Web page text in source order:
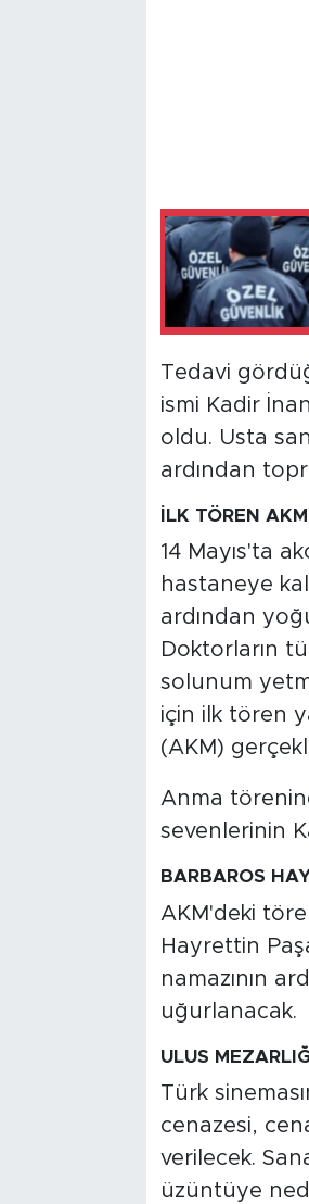
Tedavi
ismi Kadir
oldu. Usta
ardından
İLK TÖREN
14 Mayıs'ta
hastaneye
ardından
Doktorların
solunum
için ilk tören
(AKM)
Anma
sevenlerinin
BARBAROS
AKM'deki
Hayrettin
namazının
uğurlanacak.
ULUS
Türk
cenazesi,
verilecek.
üzüntüye